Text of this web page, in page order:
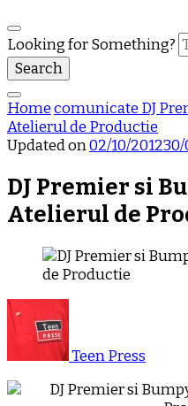
Looking for Something?
Homecomunicate DJ
Atelierul de Productie
Updated on02/10/201230/
DJ Premier si
Atelierul de
Teen Press